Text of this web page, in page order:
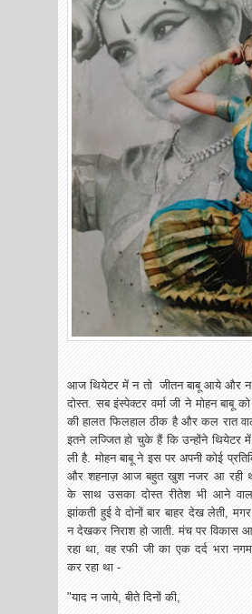
आज थियेटर में न तो जीतन बाबू आये और
दोस्त. सब इंस्पेक्टर वर्मा जी ने मोहन बाबू
की हालत फिलहाल ठीक है और कल रात
इतने लज्जित हो चुके हैं कि उन्होंने
ली है. मोहन बाबू ने इस पर अपनी कोई
और शहनाज़ आज बहुत खुश नजर आ रही
के साथ उसका दोस्त रीतेश भी आने
झांकती हुई वे दोनों बार बाहर देख लेती,
न देखकर निराश हो जाती. मंच पर विकास
रहा था, वह रफी जी का एक दर्द भरा
कर रहा था -
"याद न जाये, बीते दिनों की,